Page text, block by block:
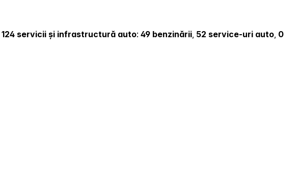
124 servicii și infrastructură auto: 49 benzinării, 52 service-uri auto, 0